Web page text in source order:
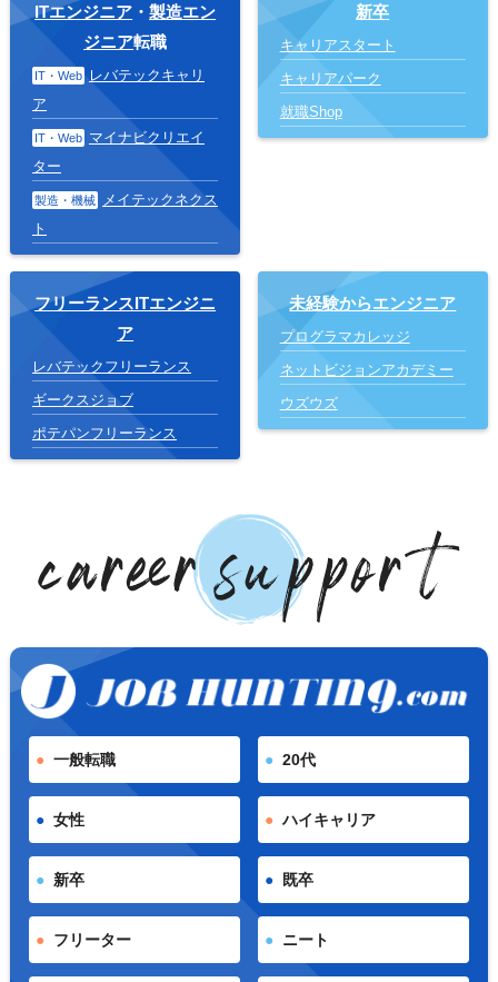
ITエンジニア ・製造エン
ジニア転職
IT・Web
レバテックキャリ
ア
IT・Web マイナビクリエイ
ター
製造・機械
メイテックネクス
ト
新卒
キャリアスタート
キャリアパーク
就職Shop
フリーランスITエンジニ
ア
レバテックフリーランス
ギークスジョブ
ポテパンフリーランス
未経験からエンジニア
プログラマカレッジ
ネットビジョンアカデミー
ウズウズ
一般転職 20代
女性 ハイキャリア
新卒 既卒
フリーター ニート